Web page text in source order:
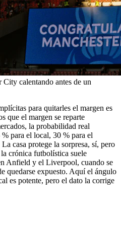
City calentando antes de un
para quitarles el margen es
que el margen se reparte
la probabilidad real
para el local, 30 % para el
casa protege la sorpresa, sí, pero
crónica futbolística suele
Anfield y el Liverpool, cuando se
quedarse expuesto. Aquí el ángulo
es potente, pero el dato la corrige